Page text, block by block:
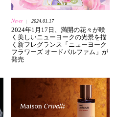
News 2024.01.17
2024年1月17日、満開の花々が咲
く美しいニューヨークの光景を描
く新フレグランス「ニューヨーク
フラワーズ オードパルファム」が
発売